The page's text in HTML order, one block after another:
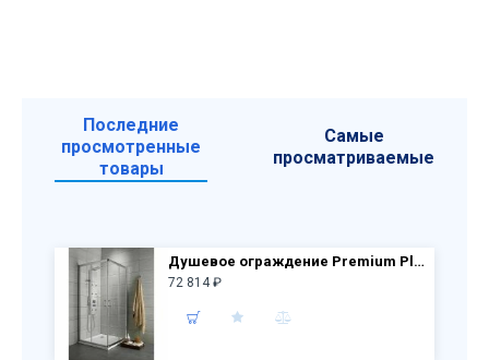
Последние
просмотренные
товары
Самые
просматриваемые
Душевое ограждение Premium Plus D 30434-01-01N 1000х800х1900 хром/прозр. стекло
72 814 ₽